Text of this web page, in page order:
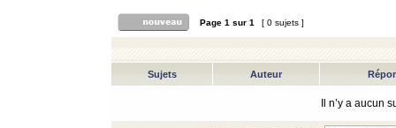
Page 1 sur 1 [ 0 sujets ]
Sujets Auteur
Il n’y a aucun